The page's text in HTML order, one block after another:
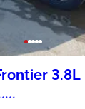
3.8L